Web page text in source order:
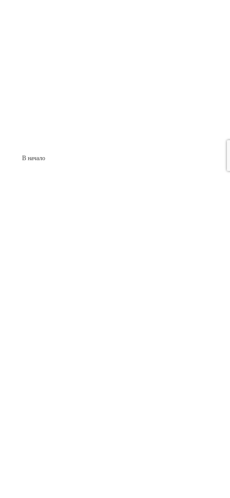
В начало